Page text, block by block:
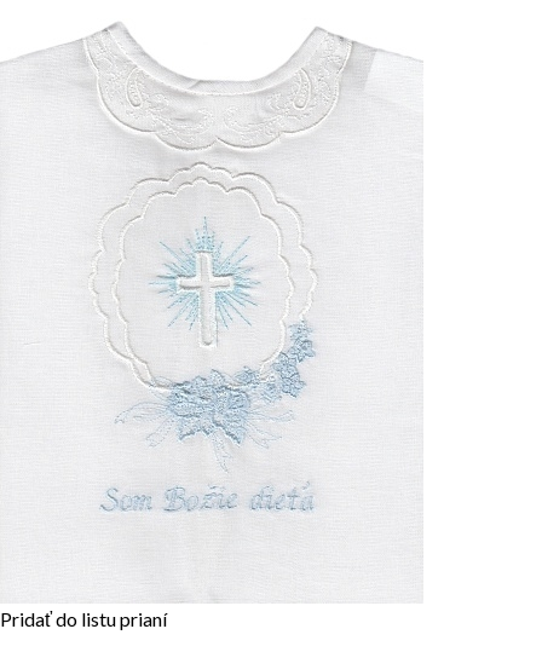
Pridať do listu prianí